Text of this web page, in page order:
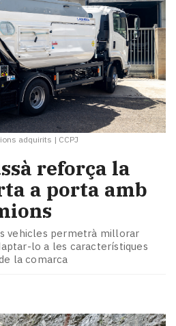
adquirits | CCPJ
reforça la
a porta amb
vehicles permetrà millorar
lo a les característiques
la comarca